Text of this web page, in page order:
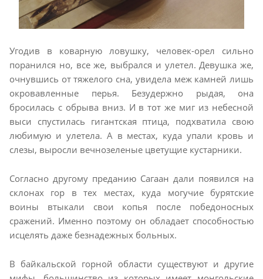
Угодив в коварную ловушку, человек-орел сильно
поранился но, все же, выбрался и улетел. Девушка же,
очнувшись от тяжелого сна, увидела меж камней лишь
окровавленные перья. Безудержно рыдая, она
бросилась с обрыва вниз. И в тот же миг из небесной
выси спустилась гигантская птица, подхватила свою
любимую и улетела. А в местах, куда упали кровь и
слезы, выросли вечнозеленые цветущие кустарники.
Согласно другому преданию Сагаан дали появился на
склонах гор в тех местах, куда могучие бурятские
воины втыкали свои копья после победоносных
сражений. Именно поэтому он обладает способностью
исцелять даже безнадежных больных.
В байкальской горной области существуют и другие